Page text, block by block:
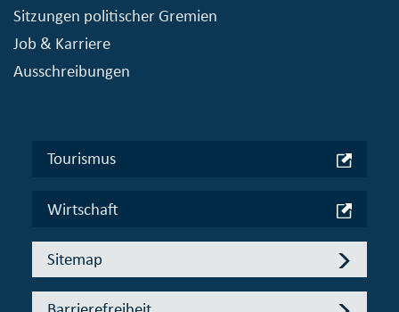
Sitzungen politischer Gremien
Job & Karriere
Ausschreibungen
Tourismus
Wirtschaft
Sitemap